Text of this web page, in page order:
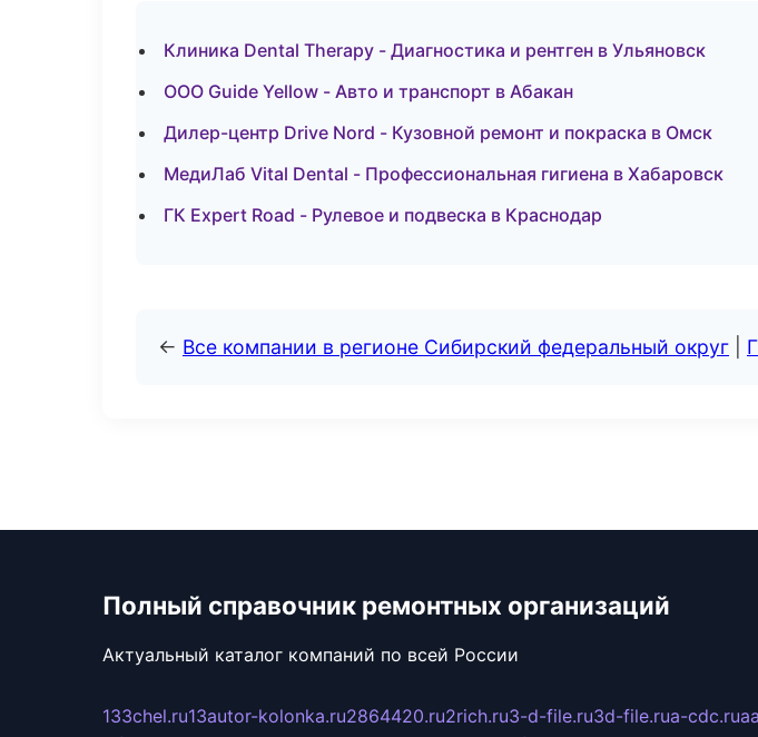
Клиника Dental Therapy - Диагностика и рентген в Ульяновск
ООО Guide Yellow - Авто и транспорт в Абакан
Дилер-центр Drive Nord - Кузовной ремонт и покраска в Омск
МедиЛаб Vital Dental - Профессиональная гигиена в Хабаровск
ГК Expert Road - Рулевое и подвеска в Краснодар
← Все компании в регионе Сибирский федеральный округ
Полный справочник ремонтных организаций
Актуальный каталог компаний по всей России
133chel.ru13autor-kolonka.ru2864420.ru2rich.ru3-d-file.ru3d-file.rua-cdc.ru